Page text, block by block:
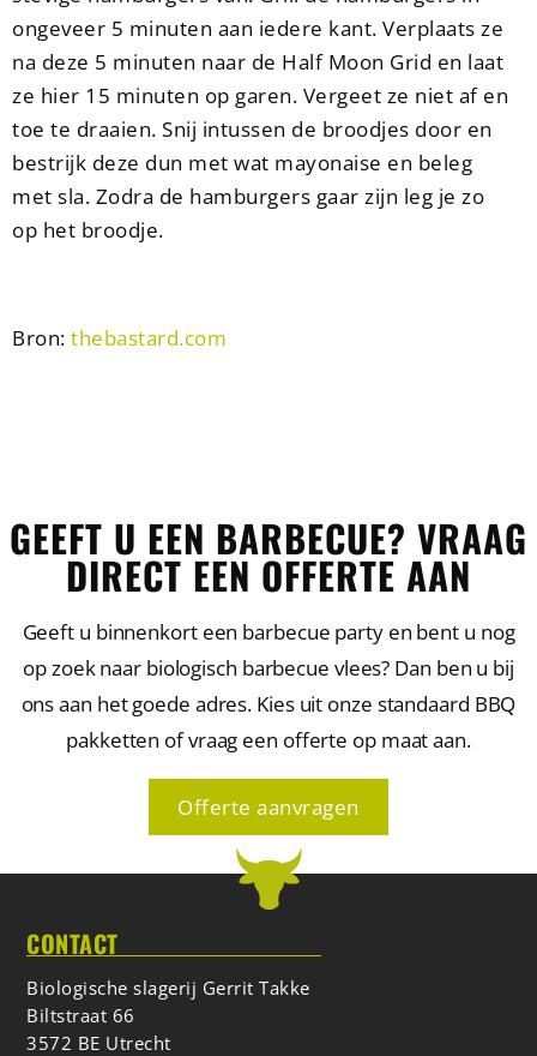
ongeveer 5 minuten aan iedere kant. Verplaats ze
na deze 5 minuten naar de Half Moon Grid en laat
ze hier 15 minuten op garen. Vergeet ze niet af en
toe te draaien. Snij intussen de broodjes door en
bestrijk deze dun met wat mayonaise en beleg
met sla. Zodra de hamburgers gaar zijn leg je zo
op het broodje.
Bron: thebastard.com
GEEFT U EEN BARBECUE? VRAAG
DIRECT EEN OFFERTE AAN
Geeft u binnenkort een barbecue party en bent u nog
op zoek naar biologisch barbecue vlees? Dan ben u bij
ons aan het goede adres. Kies uit onze standaard BBQ
pakketten of vraag een offerte op maat aan.
Offerte aanvragen
CONTACT
Biologische slagerij Gerrit Takke
Biltstraat 66
3572 BE Utrecht